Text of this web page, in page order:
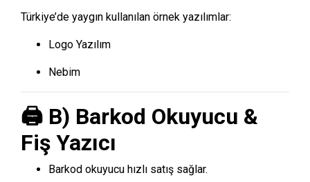
Türkiye’de yaygın kullanılan örnek yazılımlar:
Logo Yazılım
Nebim
🖨️ B) Barkod Okuyucu &
Fiş Yazıcı
Barkod okuyucu hızlı satış sağlar.